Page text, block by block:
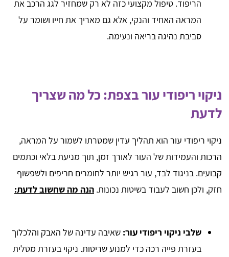
הריפוד. טיפול מקצועי כזה לא רק שמחזיר לגג הרכב את
המראה האחיד והנקי, אלא גם מאריך את חייו ושומר על
סביבת נהיגה בריאה ונעימה.
ניקוי ריפודי עור בצפת: כל מה שצריך
לדעת
ניקוי ריפודי עור הוא תהליך עדין שמטרתו לשמור על המראה,
הרכות והעמידות של העור לאורך זמן, תוך מניעת בלאי וכתמים
קבועים. בניגוד לבד, עור רגיש יותר לחומרים חריפים ולשפשוף
חזק, ולכן חשוב לעבוד בשיטות נכונות. הנה מה שחשוב לדעת:
שלבי ניקוי ריפודי עור: שאיבה עדינה של האבק והלכלוך
בעזרת פייה רכה כדי למנוע שריטות. ניקוי בעזרת מטלית